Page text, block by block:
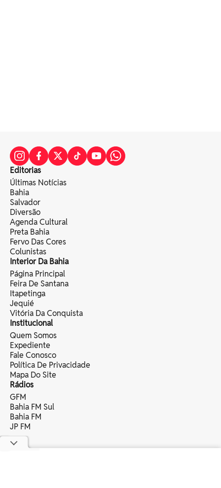
Editorias
Últimas Notícias
Bahia
Salvador
Diversão
Agenda Cultural
Preta Bahia
Fervo Das Cores
Colunistas
Interior Da Bahia
Página Principal
Feira De Santana
Itapetinga
Jequié
Vitória Da Conquista
Institucional
Quem Somos
Expediente
Fale Conosco
Política De Privacidade
Mapa Do Site
Rádios
GFM
Bahia FM Sul
Bahia FM
JP FM